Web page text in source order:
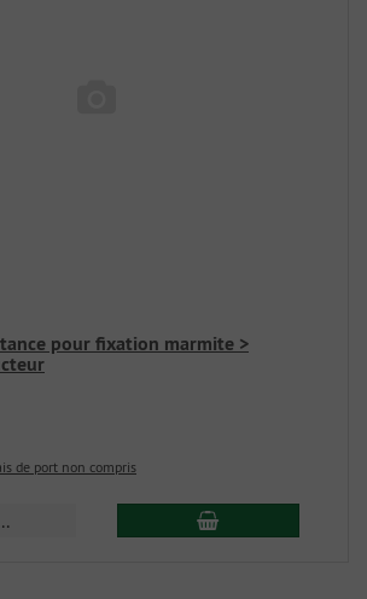
pour fixation marmite >
de port non compris